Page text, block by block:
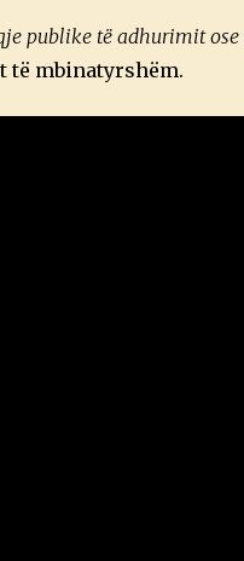
publike të adhurimit
të mbinatyrshëm.